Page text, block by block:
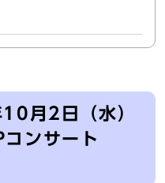
月2日（水）
コンサート